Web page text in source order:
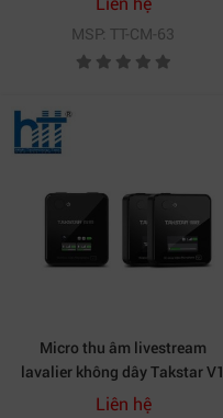
MSP: TT-CM-63
Micro thu âm livestream
lavalier không dây Takstar V1
(Gen 2) kênh kép
Liên hệ